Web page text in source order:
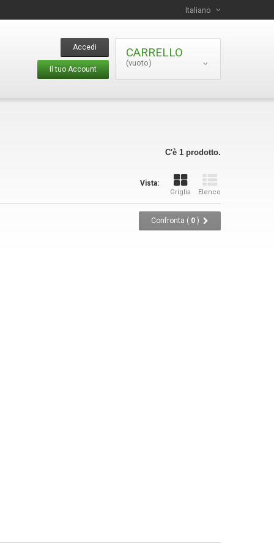
Italiano
CARRELLO
(vuoto)
Accedi
Il tuo Account
C'è 1 prodotto.
Vista:
Griglia Elenco
Confronta ( 0 )